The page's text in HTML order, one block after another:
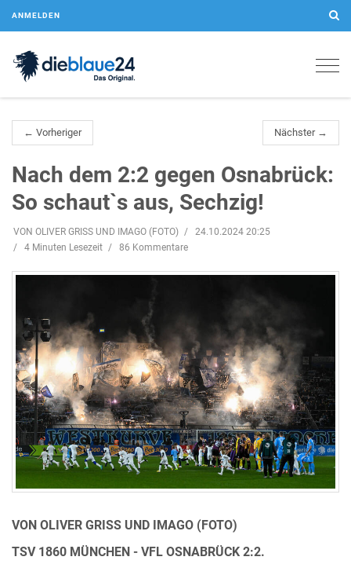
ANMELDEN
← Vorheriger Nächster →
Nach dem 2:2 gegen Osnabrück:
So schaut`s aus, Sechzig!
VON OLIVER GRISS UND IMAGO (FOTO)
24.10.2024 20:25
4 Minuten Lesezeit
86 Kommentare
VON OLIVER GRISS UND IMAGO (FOTO)
TSV 1860 MÜNCHEN - VFL OSNABRÜCK 2:2.